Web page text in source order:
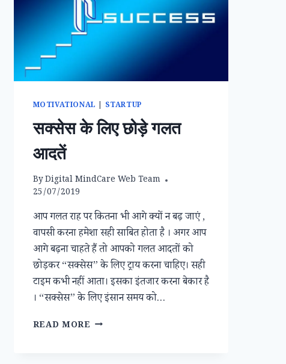
MOTIVATIONAL STARTUP
सक्सेस के लिए छोड़े गलत
आदतें
ByDigital MindCare Web Team
25/07/2019
आप गलत राह पर कितना भी आगे क्यों न बढ़ जाएं ,
वापसी करना हमेशा सही साबित होता है । अगर आप
आगे बढ़ना चाहते हैं तो आपको गलत आदतों को
छोड़कर “सक्सेस” के लिए ट्राय करना चाहिए। सही
टाइम कभी नहीं आता। इसका इंतजार करना बेकार है
। “सक्सेस” के लिए इंसान समय को…
READ MORE सक्सेस